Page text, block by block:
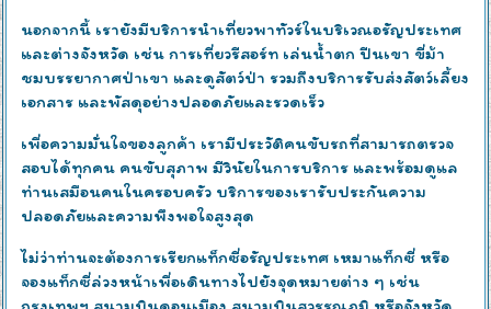
นอกจากนี้ เรายังมีบริการนำเที่ยวพาทัวร์ในบริเวณอรัญประเทศ
และต่างจังหวัด เช่น การเที่ยวรีสอร์ท เล่นน้ำตก ปีนเขา ขี่ม้า
ชมบรรยากาศป่าเขา และดูสัตว์ป่า รวมถึงบริการรับส่งสัตว์เลี้ยง
เอกสาร และพัสดุอย่างปลอดภัยและรวดเร็ว
เพื่อความมั่นใจของลูกค้า เรามีประวัติคนขับรถที่สามารถตรวจ
สอบได้ทุกคน คนขับสุภาพ มีวินัยในการบริการ และพร้อมดูแล
ท่านเสมือนคนในครอบครัว บริการของเรารับประกันความ
ปลอดภัยและความพึงพอใจสูงสุด
ไม่ว่าท่านจะต้องการเรียกแท็กซี่อรัญประเทศ เหมาแท็กซี่ หรือ
จองแท็กซี่ล่วงหน้าเพื่อเดินทางไปยังจุดหมายต่าง ๆ เช่น